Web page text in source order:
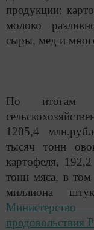
продукции:
молоко
сыры, мед и
По итогам
1205,4
тысяч тонн
картофеля,
тонн мяса, в
миллиона
продовольствия